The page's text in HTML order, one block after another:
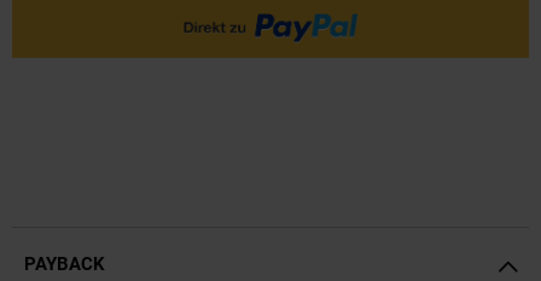
PAYBACK